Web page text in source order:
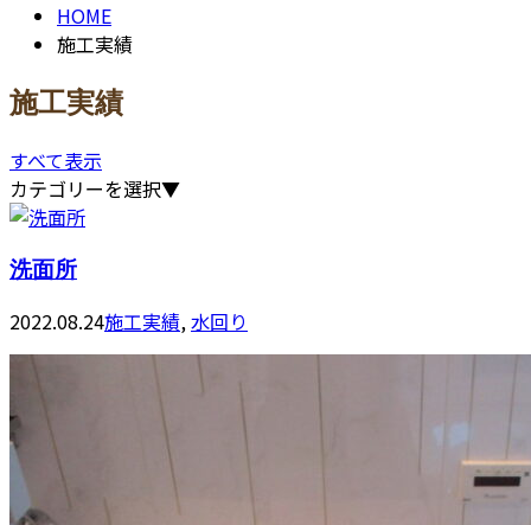
HOME
施工実績
施工実績
すべて表示
カテゴリーを選択▼
洗面所
2022.08.24施工実績,水回り